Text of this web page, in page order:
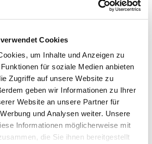
Cookies
um Inhalte und Anzeigen zu
für soziale Medien anbieten
Zugriffe auf unsere Website zu
geben wir Informationen zu Ihrer
Website an unsere Partner für
und Analysen weiter. Unsere
Informationen möglicherweise mit
die Sie ihnen bereitgestellt